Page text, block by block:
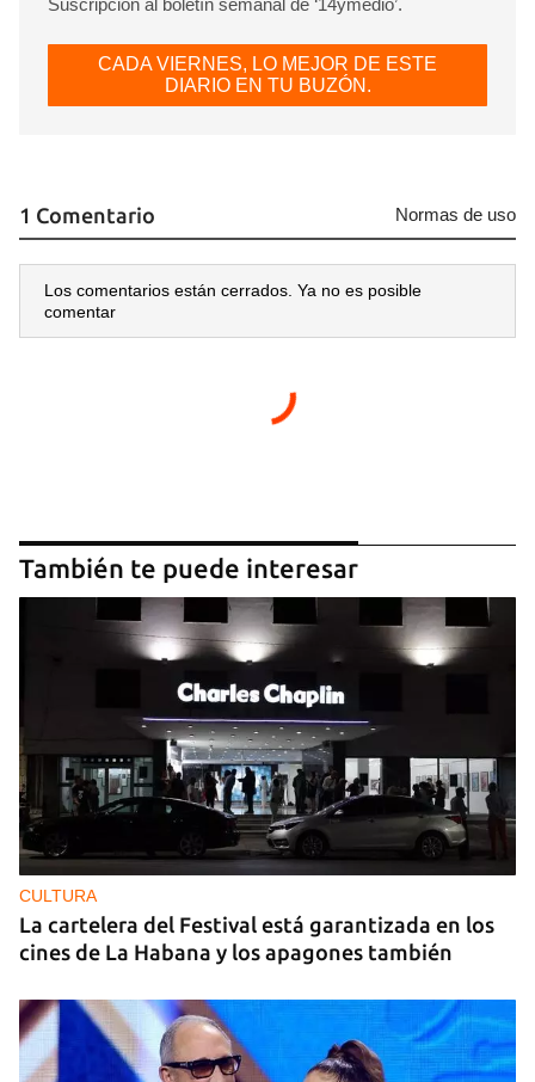
CADA VIERNES, LO MEJOR DE ESTE
DIARIO EN TU BUZÓN.
1 Comentario Normas de uso
Los comentarios están cerrados. Ya no es posible
comentar
También te puede interesar
CULTURA
La cartelera del Festival está garantizada en los
cines de La Habana y los apagones también